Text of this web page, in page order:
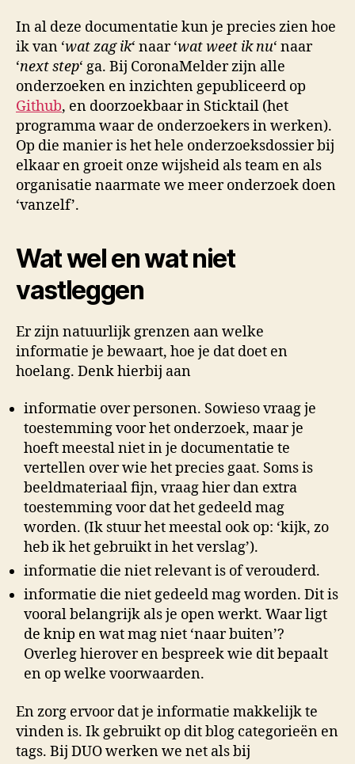
In al deze documentatie kun je precies zien hoe
ik van ‘wat zag ik‘ naar ‘wat weet ik nu‘ naar
‘next step‘ ga. Bij CoronaMelder zijn alle
onderzoeken en inzichten gepubliceerd op
Github, en doorzoekbaar in Sticktail (het
programma waar de onderzoekers in werken).
Op die manier is het hele onderzoeksdossier bij
elkaar en groeit onze wijsheid als team en als
organisatie naarmate we meer onderzoek doen
‘vanzelf’.
Wat wel en wat niet
vastleggen
Er zijn natuurlijk grenzen aan welke
informatie je bewaart, hoe je dat doet en
hoelang. Denk hierbij aan
informatie over personen. Sowieso vraag je
toestemming voor het onderzoek, maar je
hoeft meestal niet in je documentatie te
vertellen over wie het precies gaat. Soms is
beeldmateriaal fijn, vraag hier dan extra
toestemming voor dat het gedeeld mag
worden. (Ik stuur het meestal ook op: ‘kijk, zo
heb ik het gebruikt in het verslag’).
informatie die niet relevant is of verouderd.
informatie die niet gedeeld mag worden. Dit is
vooral belangrijk als je open werkt. Waar ligt
de knip en wat mag niet ‘naar buiten’?
Overleg hierover en bespreek wie dit bepaalt
en op welke voorwaarden.
En zorg ervoor dat je informatie makkelijk te
vinden is. Ik gebruikt op dit blog categorieën en
tags. Bij DUO werken we net als bij